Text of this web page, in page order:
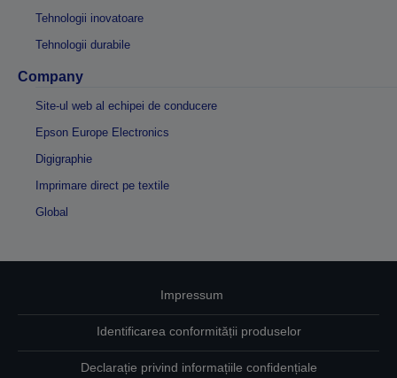
Tehnologii inovatoare
Tehnologii durabile
Company
Site-ul web al echipei de conducere
Epson Europe Electronics
Digigraphie
Imprimare direct pe textile
Global
Impressum
Identificarea conformității produselor
Declarație privind informațiile confidențiale